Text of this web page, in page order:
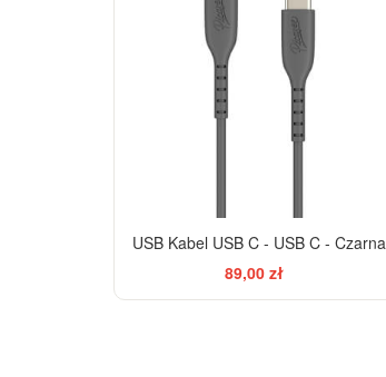
USB Kabel USB C - USB C - Czarna
89,00 zł